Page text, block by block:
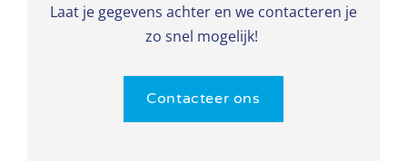
Laat je gegevens achter en we contacteren je
zo snel mogelijk!
Contacteer ons